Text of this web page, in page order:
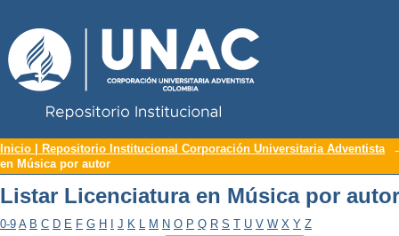
Listar Licenciatura en Música por autor
Inicio | Repositorio Institucional Corporación Universitaria Adventista
en Música por autor
Listar Licenciatura en Música por autor
0-9 A B C D E F G H J K L M N O P Q R S T U V W X Y Z